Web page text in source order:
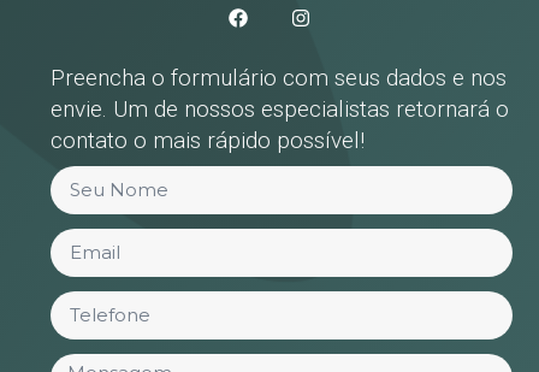
Preencha o formulário com seus dados e nos
envie. Um de nossos especialistas retornará o
contato o mais rápido possível!